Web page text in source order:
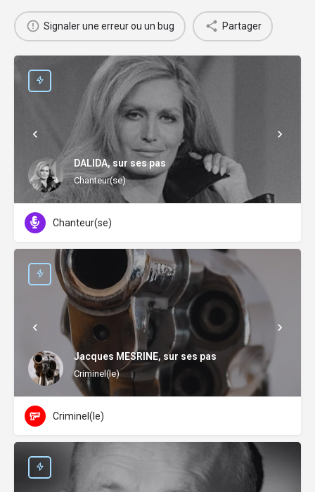
Signaler une erreur ou un bug Partager
DALIDA, sur ses pas
Chanteur(se)
Chanteur(se)
Jacques MESRINE, sur ses pas
Criminel(le)
Criminel(le)